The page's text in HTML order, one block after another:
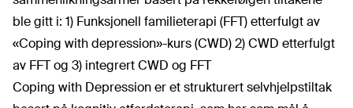
ble gitt i: 1) Funksjonell familieterapi (FFT) etterfulgt av
«Coping with depression»-kurs (CWD) 2) CWD etterfulgt
av FFT og 3) integrert CWD og FFT
Coping with Depression er et strukturert selvhjelpstiltak